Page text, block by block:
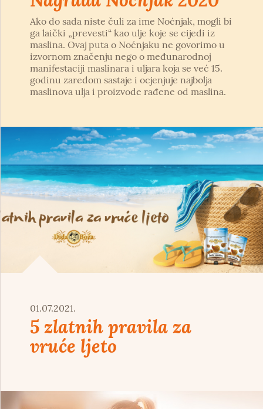
Ako do sada niste čuli za ime Noćnjak, mogli bi
ga laički „prevesti“ kao ulje koje se cijedi iz
maslina. Ovaj puta o Noćnjaku ne govorimo u
izvornom značenju nego o međunarodnoj
manifestaciji maslinara i uljara koja se već 15.
godinu zaredom sastaje i ocjenjuje najbolja
maslinova ulja i proizvode rađene od maslina.
01.07.2021.
5 zlatnih pravila za
vruće ljeto